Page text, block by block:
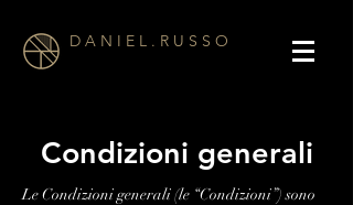
D A N I E L . R U S S O
Condizioni generali
Le Condizioni generali (le “Condizioni”) sono